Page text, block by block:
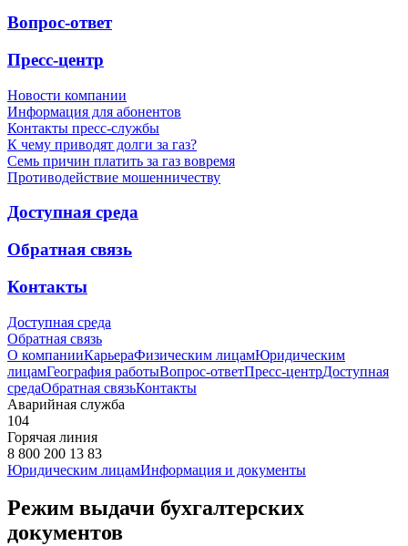
Вопрос-ответ
Пресс-центр
Новости компании
Информация для абонентов
Контакты пресс-службы
К чему приводят долги за газ?
Семь причин платить за газ вовремя
Противодействие мошенничеству
Доступная среда
Обратная связь
Контакты
Доступная среда
Обратная связь
О компанииКарьераФизическим лицамЮридическим
лицамГеография работыВопрос-ответПресс-центрДоступная
средаОбратная связьКонтакты
Аварийная служба
104
Горячая линия
8 800 200 13 83
Юридическим лицамИнформация и документы
Режим выдачи бухгалтерских
документов